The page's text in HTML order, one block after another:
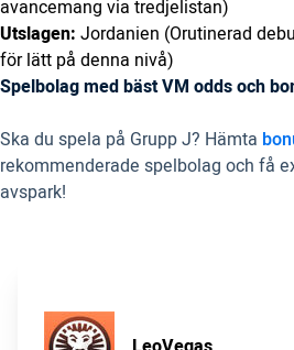
avancemang via tredjelistan)
Utslagen: Jordanien (Orutinerad
för lätt på denna nivå)
Spelbolag med bäst VM odds och
Ska du spela på Grupp J? Hämta
rekommenderade spelbolag och få
avspark!